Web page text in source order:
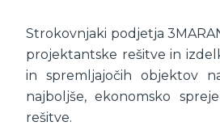
Strokovnjaki podjetja
projektantske rešitve in
in spremljajočih objektov
najboljše, ekonomsko
rešitve.